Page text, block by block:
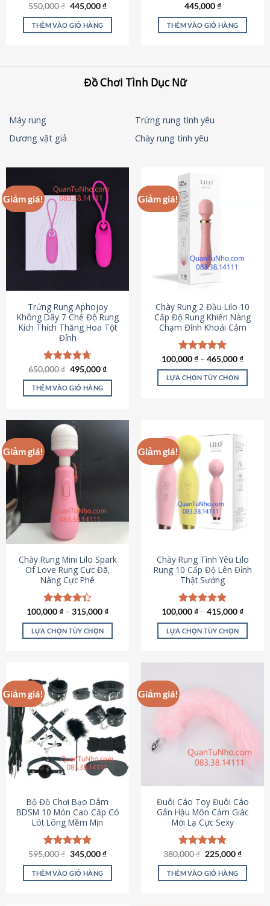
Được xếp
hạng5.00
5 sao
550,000₫ Giá
là:
550,000 ₫.
445,000₫Giá
tại
THÊM VÀO GIỎ HÀNG
Được xếp
hạng4.84
5 sao
445,000₫
THÊM VÀO GIỎ HÀNG
Đồ Chơi Tình Dục Nữ
Máy rung
Trứng rung tình yêu
Dương vật giả
Chày rung tình yêu
Giảm giá!
Trứng Rung Aphojoy
Không Dây 7 Chế Độ Rung
Kích Thích Thăng Hoa Tột
Đỉnh
Được xếp
hạng4.72
5 sao
650,000₫ Giá
là:
650,000 ₫.
495,000₫Giá
tại
495,000 ₫.
THÊM VÀO GIỎ HÀNG
Giảm giá!
Chày Rung 2 Đầu Lilo 10
Cấp Độ Rung Khiến Nàng
Chạm Đỉnh Khoái Cảm
Được xếp
hạng4.80
5 sao
100,000₫ – 465,000₫
LỰA CHỌN TÙY CHỌN
nhiều
biến
thể.
Các
chọn
thể
chọn
trên
trang
sản
phẩm
Giảm giá!
Chày Rung Mini Lilo Spark
Of Love Rung Cực Đã,
Nàng Cực Phê
Được xếp
hạng4.33
5 sao
100,000₫ – 315,000₫
LỰA CHỌN TÙY CHỌN
có
nhiều
biến
thể.
Các
tùy
chọn
có
chọn
trên
trang
sản
phẩm
Giảm giá!
Chày Rung Tình Yêu Lilo
Rung 10 Cấp Độ Lên Đỉnh
Thật Sướng
Được xếp
hạng4.94
5 sao
100,000₫ – 415,000₫
LỰA CHỌN TÙY CHỌN
biến
thể.
chọn
chọn
trên
trang
sản
phẩm
Giảm giá!
Bộ Đồ Chơi Bạo Dâm
BDSM 10 Món Cao Cấp Có
Lót Lông Mềm Mịn
Được xếp
hạng4.88
5 sao
595,000₫ Giá
là:
595,000 ₫.
345,000₫Giá
tại
THÊM VÀO GIỎ HÀNG
Giảm giá!
Đuôi Cáo Toy Đuôi Cáo
Gắn Hậu Môn Cảm Giác
Mới Lạ Cực Sexy
Được xếp
hạng4.88
5 sao
380,000₫ Giá
là:
380,000 ₫.
225,000₫Giá
tại
THÊM VÀO GIỎ HÀNG